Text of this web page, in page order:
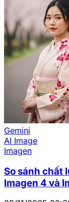
Gemini
AI Image
Imagen
So sánh chất
Imagen 4 và